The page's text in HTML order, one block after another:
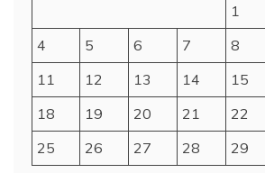
1
4
5 6 7 8
11
12 13 14 15
18
19 20 21 22
25
26 27 28 29